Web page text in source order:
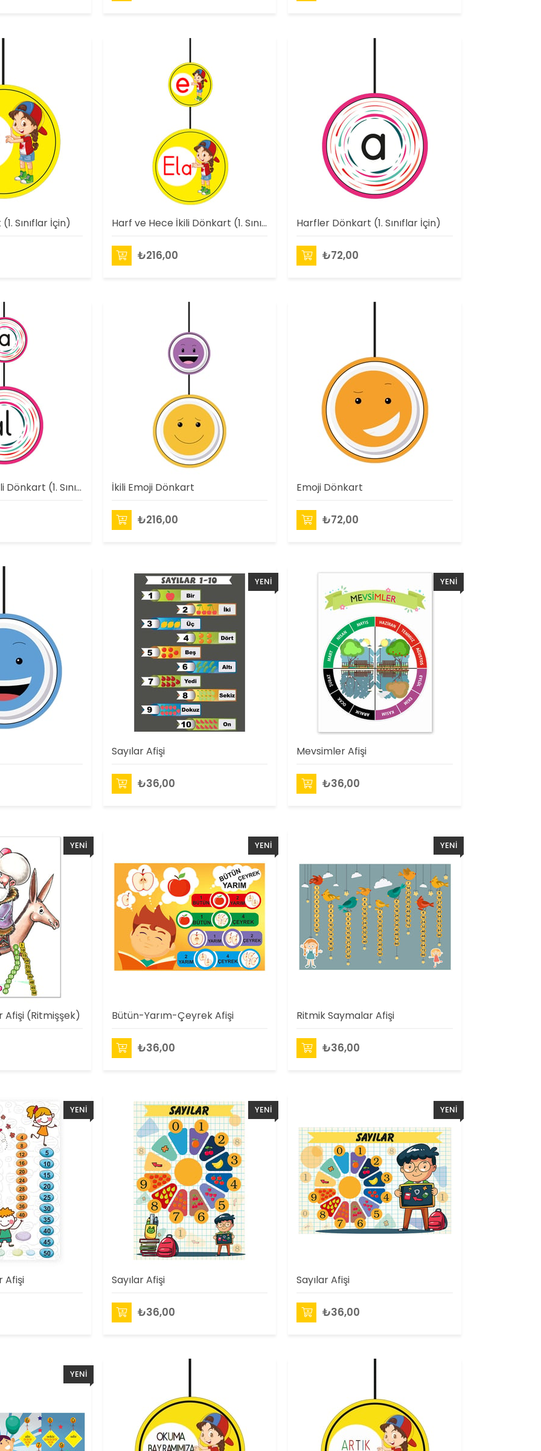
Sınıflar İçin) Harf ve Hece İkili Dönkart (1. Sınıflar İçin)
₺216,00
Harfler Dönkart (1. Sınıflar İçin)
₺72,00
Harf ve Hece İkili Dönkart (1. Sınıflar İçin) İkili Emoji Dönkart
₺216,00
Emoji Dönkart
₺72,00
Sayılar Afişi
₺36,00
YENI
Mevsimler Afişi
₺36,00
YENI
Afişi (Ritmişşek)
YENI
Bütün-Yarım-Çeyrek Afişi
₺36,00
YENI
ÜRÜN
Ritmik Saymalar Afişi
₺36,00
YENI
ÜRÜN
Afişi
YENI
Sayılar Afişi
₺36,00
YENI
Sayılar Afişi
₺36,00
YENI
ÜRÜN
YENI